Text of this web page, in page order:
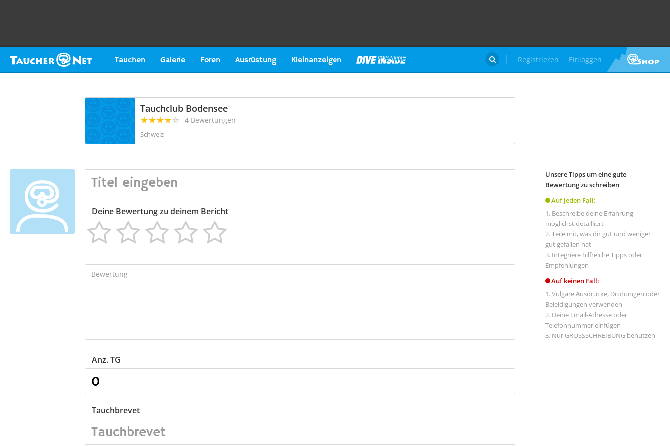
Tauchen Galerie Foren Ausrüstung Kleinanzeigen Registrieren Einloggen

Tauchclub Bodensee
4 Bewertungen
Schweiz
Unsere Tipps um eine gute
Bewertung zu schreiben
Auf jeden Fall:
Beschreibe deine Erfahrung
möglichst detailliert
Teile mit, was dir gut und weniger
gut gefallen hat
Integriere hilfreiche Tipps oder
Empfehlungen
Auf keinen Fall:
Vulgäre Ausdrücke, Drohungen oder
Beleidigungen verwenden
Deine Email-Adresse oder
Telefonnummer einfügen
Nur GROSSSCHREIBUNG benutzen
Deine Bewertung zu deinem Bericht
    
Anz. TG
Tauchbrevet